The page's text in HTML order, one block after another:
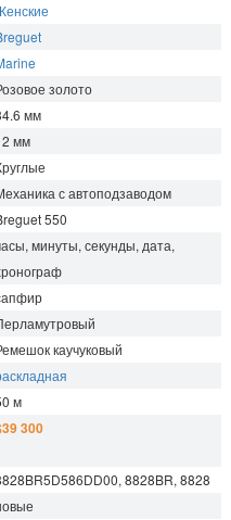
золото
мм
мм
с автоподзаводом
550
минуты, секунды, дата,
каучуковый
м
300
8828BR, 8828